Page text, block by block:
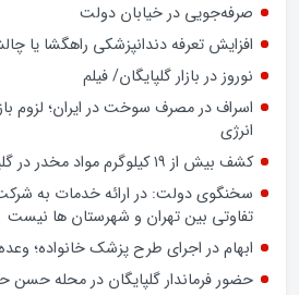
صرفه‌جویی در خیابان دولت
افزایش تعرفه دندانپزشکی راهگشا یا
نوروز در بازار گلپایگان/ فیلم
اسراف در مصرف سوخت در ایران؛ لزوم
انرژی
کشف بیش از ۱۹ کیلوگرم مواد مخدر در گلپایگان
سخنگوی دولت: در ارائه خدمات به
تفاوتی بین تهران و شهرستان ها نیست
ابهام در اجرای طرح پزشک خانواده؛
حضور فرماندار گلپایگان در محله حسن